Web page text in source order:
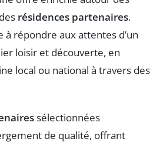
résidences partenaires.
répondre aux attentes d’un
loisir et découverte, en
local ou national à travers des
sélectionnées
de qualité, offrant